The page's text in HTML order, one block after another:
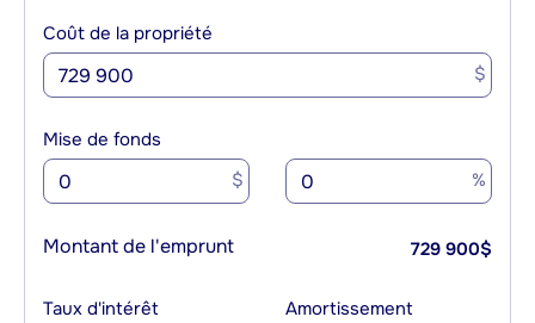
Coût de la propriété
$
Mise de fonds
$ %
Montant de l'emprunt 729 900$
Taux d'intérêt Amortissement